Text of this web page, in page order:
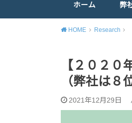
ホーム 弊
HOME Research
【２０２
（弊社は８
2021年12月29日